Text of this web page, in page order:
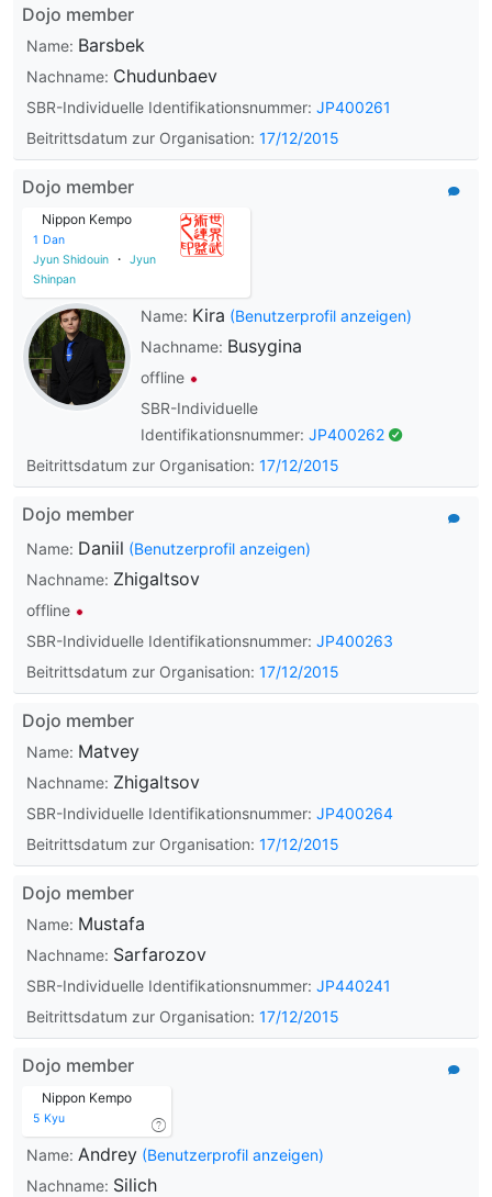
Dojo member
Name: Barsbek
Nachname: Chudunbaev
SBR-Individuelle Identifikationsnummer: JP400261
Beitrittsdatum zur Organisation: 17/12/2015
Dojo member
Nippon Kempo
1 Dan
Jyun Shidouin
・
Jyun
Shinpan
Name: Kira (Benutzerprofil anzeigen)
Nachname: Busygina
offline
SBR-Individuelle
Identifikationsnummer: JP400262
Beitrittsdatum zur Organisation: 17/12/2015
Dojo member
Name: Daniil (Benutzerprofil anzeigen)
Nachname: Zhigaltsov
offline
SBR-Individuelle Identifikationsnummer: JP400263
Beitrittsdatum zur Organisation: 17/12/2015
Dojo member
Name: Matvey
Nachname: Zhigaltsov
SBR-Individuelle Identifikationsnummer: JP400264
Beitrittsdatum zur Organisation: 17/12/2015
Dojo member
Name: Mustafa
Nachname: Sarfarozov
SBR-Individuelle Identifikationsnummer: JP440241
Beitrittsdatum zur Organisation: 17/12/2015
Dojo member
Nippon Kempo
5 Kyu
Name: Andrey (Benutzerprofil anzeigen)
Nachname: Silich